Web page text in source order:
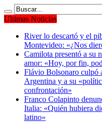
Ultimas Noticias
River lo descartó y el
Montevideo: «¿Nos
Camilota presentó a su
amor: «Hoy, por fin,
Flávio Bolsonaro culpó
Argentina y a su
confrontación»
Franco Colapinto
Italia: «Quién hubiera
latino»